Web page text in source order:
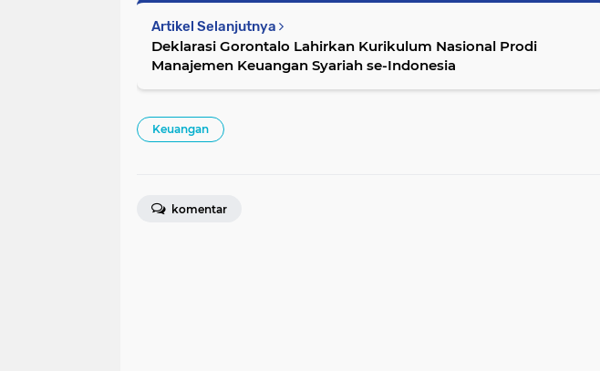
Artikel Selanjutnya
Deklarasi Gorontalo Lahirkan Kurikulum Nasional Prodi
Manajemen Keuangan Syariah se-Indonesia
Keuangan
komentar